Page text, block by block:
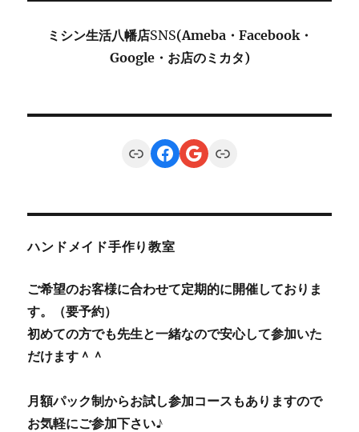
ミシン生活八幡店SNS(Ameba・Facebook・
Google・お店のミカタ)
LinkFacebook
Google
Link
ハンドメイド手作り教室
ご希望のお客様に合わせて定期的に開催しておりま
す。（要予約）
初めての方でも先生と一緒なので安心して参加いた
だけます＾＾
月額パック制からお試し参加コースもありますので
お気軽にご参加下さい♪